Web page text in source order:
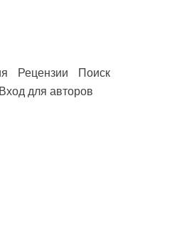
Рецензии
Поиск
Вход для авторов